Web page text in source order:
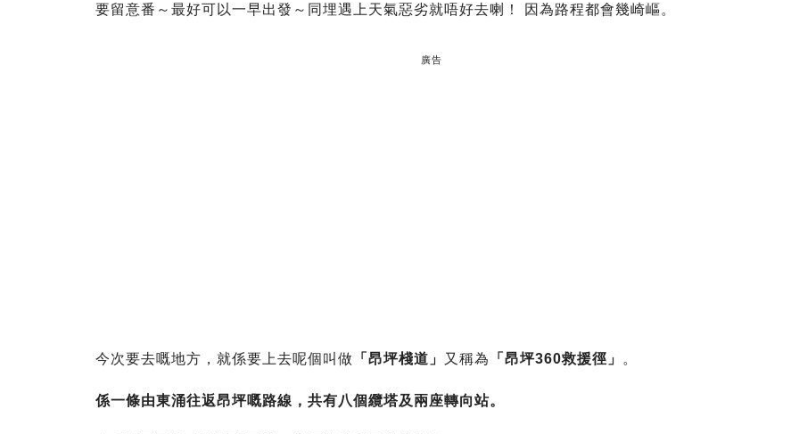
要留意番～最好可以一早出發～同埋遇上天氣惡劣就唔好去喇！ 因為路程都會幾崎嶇。
廣告
今次要去嘅地方，就係要上去呢個叫做 「昂坪棧道」 又稱為 「昂坪360救援徑」 。
係一條由東涌往返昂坪嘅路線，共有八個纜塔及兩座轉向站。